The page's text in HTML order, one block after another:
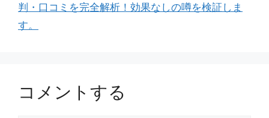
判・口コミを完全解析！効果なしの噂を検証しま
す。
コメントする